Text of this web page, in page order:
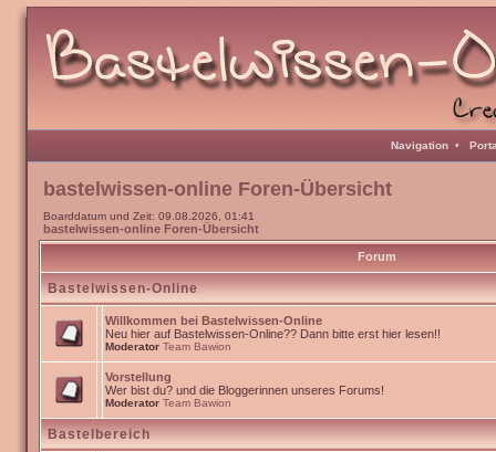
Navigation •
bastelwissen-online Foren-Übersicht
Boarddatum und Zeit: 09.08.2026, 01:41
bastelwissen-online Foren-Übersicht
Forum
Bastelwissen-Online
Willkommen bei Bastelwissen-Online
Neu hier auf Bastelwissen-Online?? Dann bitte erst hier lesen!!
Moderator Team Bawion
Vorstellung
Wer bist du? und die Bloggerinnen unseres Forums!
Moderator Team Bawion
Bastelbereich